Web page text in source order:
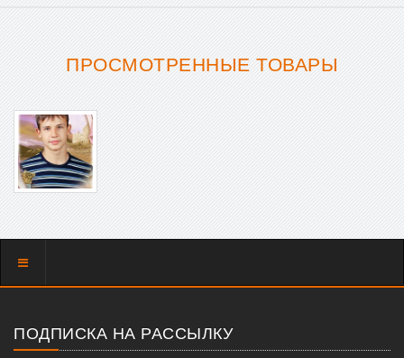
ПРОСМОТРЕННЫЕ ТОВАРЫ
Показать
ПОДПИСКА НА РАССЫЛКУ